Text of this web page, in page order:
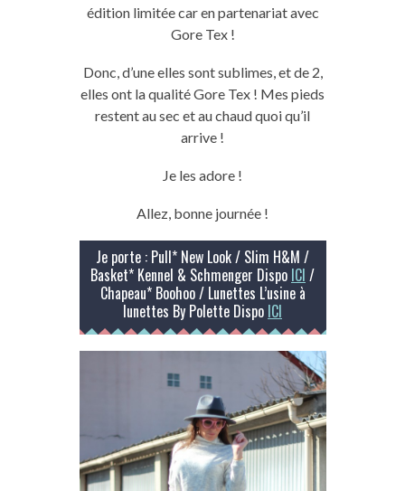
édition limitée car en partenariat avec
Gore Tex !
Donc, d’une elles sont sublimes, et de 2,
elles ont la qualité Gore Tex ! Mes pieds
restent au sec et au chaud quoi qu’il
arrive !
Je les adore !
Allez, bonne journée !
Je porte : Pull* New Look / Slim H&M /
Basket* Kennel & Schmenger Dispo ICI /
Chapeau* Boohoo / Lunettes L’usine à
lunettes By Polette Dispo ICI